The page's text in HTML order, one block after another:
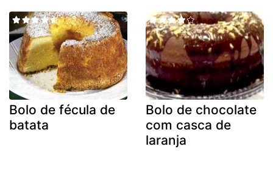
Bolo de fécula de
batata
Bolo de chocolate
com casca de
laranja